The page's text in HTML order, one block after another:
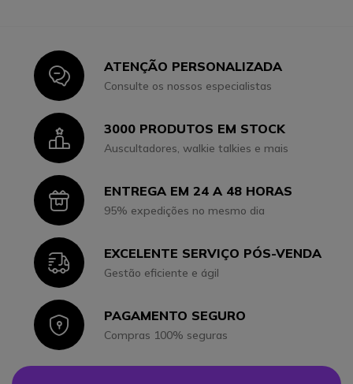
IconATENÇÃO PERSONALIZADA
Consulte os nossos especialistas
Icon3000 PRODUTOS EM STOCK
Auscultadores, walkie talkies e mais
IconENTREGA EM 24 A 48 HORAS
95% expedições no mesmo dia
IconEXCELENTE SERVIÇO PÓS-VENDA
Gestão eficiente e ágil
IconPAGAMENTO SEGURO
Compras 100% seguras